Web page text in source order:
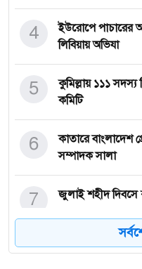
ইউরোপে পাচারের
লিবিয়ায় অভিযা
4
কুমিল্লায় ১১১ সদস্য
কমিটি
5
কাতারে বাংলাদেশ
সম্পাদক সালা
6
জুলাই শহীদ দিবসে
7
সংস্কার কমিশনে ২২
8